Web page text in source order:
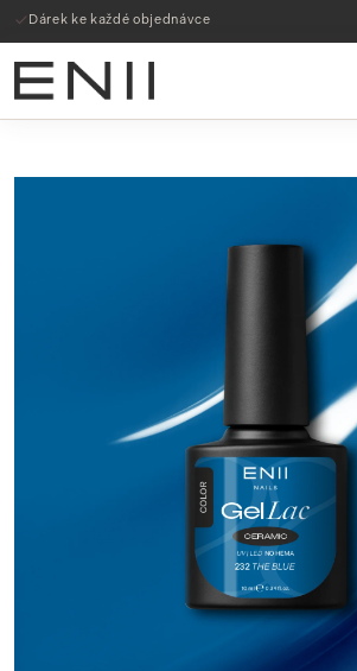
Dárek ke každé objednávce